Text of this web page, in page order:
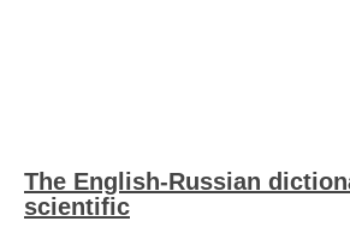
The English-Russian
scientific